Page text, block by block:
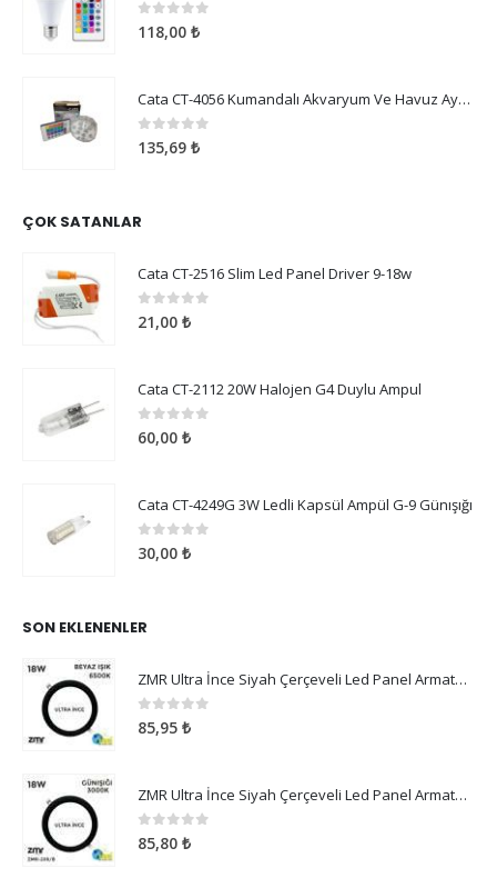
0 5 üzerinden
118,00 ₺
Cata CT-4056 Kumandalı Akvaryum Ve Havuz Aydınlatma
05 üzerinden
135,69 ₺
ÇOK SATANLAR
Cata CT-2516 Slim Led Panel Driver 9-18w
05 üzerinden
21,00 ₺
Cata CT-2112 20W Halojen G4 Duylu Ampul
05 üzerinden
60,00 ₺
Cata CT-4249G 3W Ledli Kapsül Ampül G-9 Günışığı
05 üzerinden
30,00 ₺
SON EKLENENLER
ZMR Ultra İnce Siyah Çerçeveli Led Panel Armatür 18W Beyaz Işık
05 üzerinden
85,95 ₺
ZMR Ultra İnce Siyah Çerçeveli Led Panel Armatür 18W Günışığı
05 üzerinden
85,80 ₺